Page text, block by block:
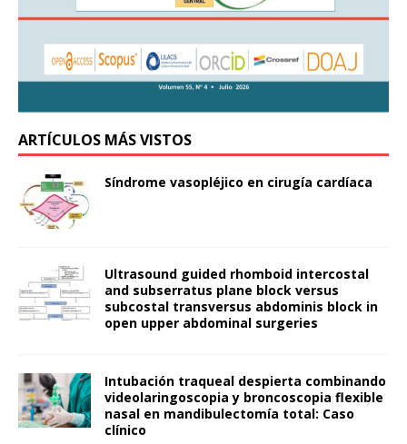
ARTÍCULOS MÁS VISTOS
Síndrome vasopléjico en cirugía cardíaca
Ultrasound guided rhomboid intercostal
and subserratus plane block versus
subcostal transversus abdominis block in
open upper abdominal surgeries
Intubación traqueal despierta combinando
videolaringoscopia y broncoscopia flexible
nasal en mandibulectomía total: Caso
clínico